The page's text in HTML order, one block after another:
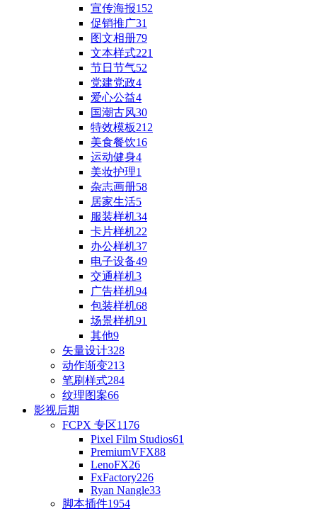
宣传海报152
促销推广31
图文相册79
文本样式221
节日节气52
党建党政4
爱心公益4
国潮古风30
特效模板212
美食餐饮16
运动健身4
美妆护理1
杂志画册58
居家生活5
服装样机34
卡片样机22
办公样机37
电子设备49
交通样机3
广告样机94
包装样机68
场景样机91
其他9
矢量设计328
动作渐变213
笔刷样式284
纹理图案66
影视后期
FCPX 专区1176
Pixel Film Studios61
PremiumVFX88
LenoFX26
FxFactory226
Ryan Nangle33
脚本插件1954